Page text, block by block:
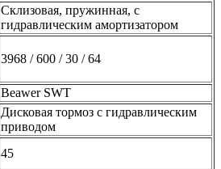
Склизовая, пружинная, с
гидравлическим амортизатором
3968 / 600 / 30 / 64
Beawer SWT
Дисковая тормоз с гидравлическим
приводом
45